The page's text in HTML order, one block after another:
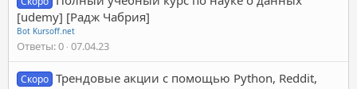
[udemy] [Радж Чабрия]
Bot Kursoff.net
Ответы 0 07.04.23
Скоро Трендовые акции с помощью Python, Reddit,